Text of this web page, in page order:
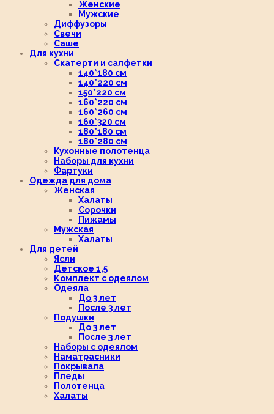
Женские
Мужские
Диффузоры
Свечи
Саше
Для кухни
Скатерти и салфетки
140*180 см
140*220 см
150*220 см
160*220 см
160*260 см
160*320 см
180*180 см
180*280 см
Кухонные полотенца
Наборы для кухни
Фартуки
Одежда для дома
Женская
Халаты
Сорочки
Пижамы
Мужская
Халаты
Для детей
Ясли
Детское 1,5
Комплект с одеялом
Одеяла
До 3 лет
После 3 лет
Подушки
До 3 лет
После 3 лет
Наборы с одеялом
Наматрасники
Покрывала
Пледы
Полотенца
Халаты